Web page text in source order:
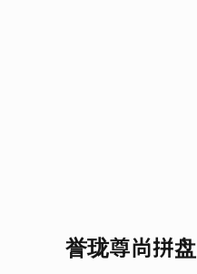
誉珑尊尚拼盘